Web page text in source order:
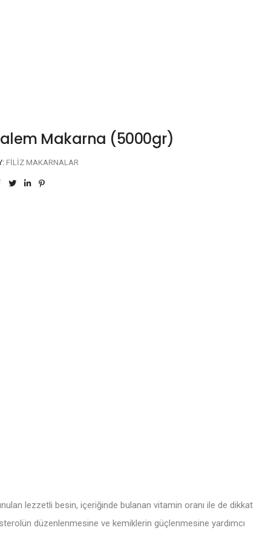
Makarna (5000gr)
FILIZ MAKARNALAR
lezzetli besin, içeriğinde bulanan vitamin oranı ile de dikkat
düzenlenmesine ve kemiklerin güçlenmesine yardımcı